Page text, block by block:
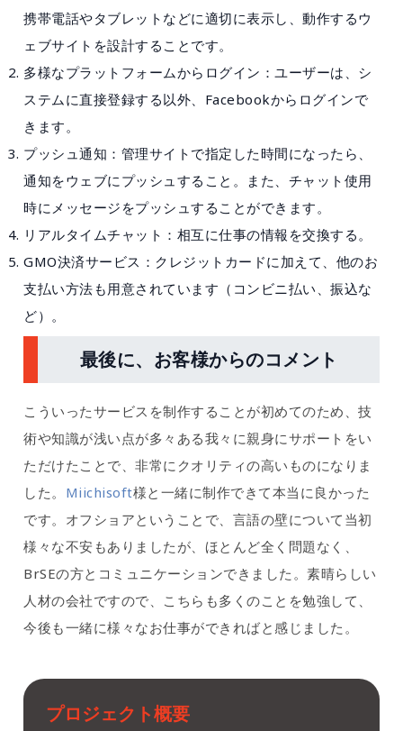
携帯電話やタブレットなどに適切に表示し、動作するウ
ェブサイトを設計することです。
多様なプラットフォームからログイン：ユーザーは、シ
ステムに直接登録する以外、Facebookからログインで
きます。
プッシュ通知：管理サイトで指定した時間になったら、
通知をウェブにプッシュすること。また、チャット使用
時にメッセージをプッシュすることができます。
リアルタイムチャット：相互に仕事の情報を交換する。
GMO決済サービス：クレジットカードに加えて、他のお
支払い方法も用意されています（コンビニ払い、振込な
ど）。
最後に、お客様からのコメント
こういったサービスを制作することが初めてのため、技
術や知識が浅い点が多々ある我々に親身にサポートをい
ただけたことで、非常にクオリティの高いものになりま
した。 Miichisoft様と一緒に制作できて本当に良かった
です。オフショアということで、言語の壁について当初
様々な不安もありましたが、ほとんど全く問題なく、
BrSEの方とコミュニケーションできました。素晴らしい
人材の会社ですので、こちらも多くのことを勉強して、
今後も一緒に様々なお仕事ができればと感じました。
プロジェクト概要